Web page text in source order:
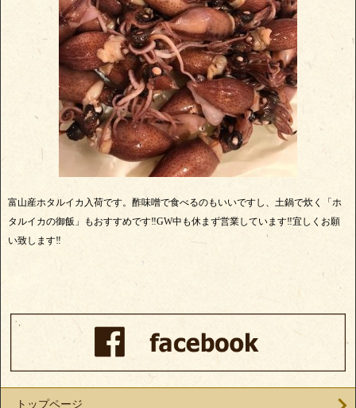
富山産ホタルイカ入荷です。酢味噌で食べるのもいいですし、土鍋で炊く「ホ
タルイカの御飯」もおすすめです‼️GW中も休まず営業しています‼️宜しくお願
い致します‼️
トップページ